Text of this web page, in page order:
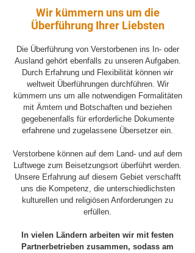
Wir kümmern uns um die
Überführung Ihrer Liebsten
Die Überführung von Verstorbenen ins In- oder
Ausland gehört ebenfalls zu unseren Aufgaben.
Durch Erfahrung und Flexibilität können wir
weltweit Überführungen durchführen. Wir
kümmern uns um alle notwendigen Formalitäten
mit Ämtern und Botschaften und beziehen
gegebenenfalls für erforderliche Dokumente
erfahrene und zugelassene Übersetzer ein.
Verstorbene können auf dem Land- und auf dem
Luftwege zum Beisetzungsort überführt werden.
Unsere Erfahrung auf diesem Gebiet verschafft
uns die Kompetenz, die unterschiedlichsten
kulturellen und religiösen Anforderungen zu
erfüllen.
In vielen Ländern arbeiten wir mit festen
Partnerbetrieben zusammen, sodass am